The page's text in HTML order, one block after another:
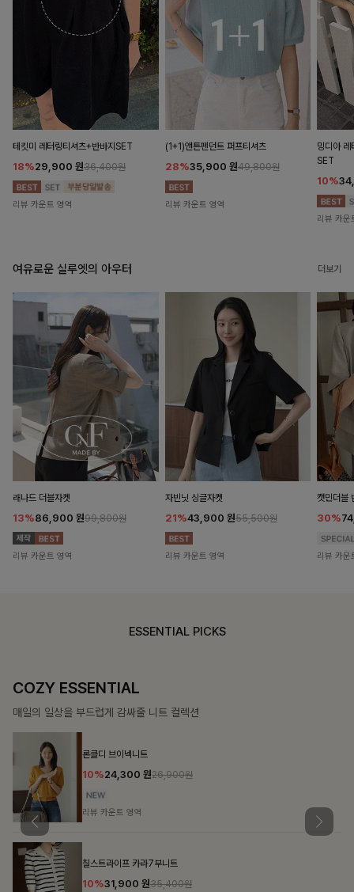
테킷미 레터링티셔츠+반바지SET
18%29,900 원36,400원
리뷰 카운트 영역
(1+1)앤튼펜던트 퍼프티셔츠
28%35,900 원49,800원
리뷰 카운트 영역
밍디아 레
SET
10%
리뷰 카운
여유로운 실루엣의 아우터 더보기
래나드 더블자켓
13%86,900 원99,800원
리뷰 카운트 영역
자빈닛 싱글자켓
21%43,900 원55,500원
리뷰 카운트 영역
캣민더블
30%
리뷰 카운
ESSENTIAL PICKS
COZY ESSENTIAL
매일의 일상을 부드럽게 감싸줄 니트 컬렉션
론클디 브이넥니트
10%24,300 원26,900원
리뷰 카운트 영역
칠스트라이프 카라7부니트
10%31,900 원35,400원